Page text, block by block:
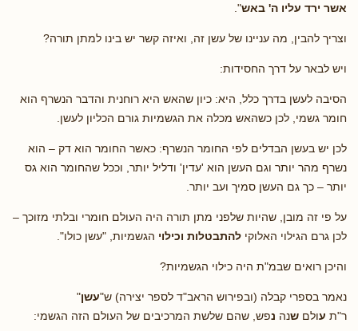
אשר ירד עליו ה' באש".
וצריך להבין, מה עניינו של עשן זה, ואיזה קשר יש בינו למתן תורה?
ויש לבאר על דרך החסידות:
הסיבה לעשן בדרך כלל, היא: כיון שהאש היא רוחנית והדבר הנשרף הוא
חומר גשמי, לכן כשהאש מכלה את הגשמיות גורם הכליון לעשן.
לכן יש בעשן הבדלים לפי החומר הנשרף: כאשר החומר הוא דק – הוא
נשרף מהר יותר וגם העשן הוא 'עדין' ודליל יותר, וככל שהחומר הוא גס
יותר – כך גם העשן סמיך ועב יותר.
על פי זה מובן, שהיות שלפני מתן תורה היה העולם חומרי ובלתי מזוכך –
לכן גרם הגילוי האלוקי להתבטלות וכילוי הגשמיות, "עשן כולו".
והיכן רואים שבמ"ת היה כילוי הגשמיות?
נאמר בספרי קבלה (ובפירוש הראב"ד לספר יצירה) ש"עשן"
ר"ת עולם שנה נפש, שהם שלשת המרכיבים של העולם הזה הגשמי: